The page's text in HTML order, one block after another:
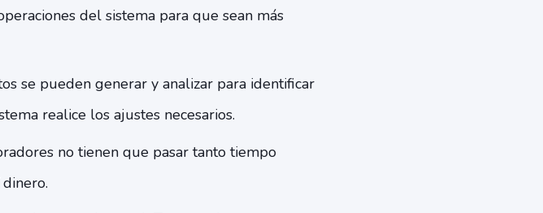
del sistema para que sean más
se pueden generar y analizar para identificar
realice los ajustes necesarios.
no tienen que pasar tanto tiempo